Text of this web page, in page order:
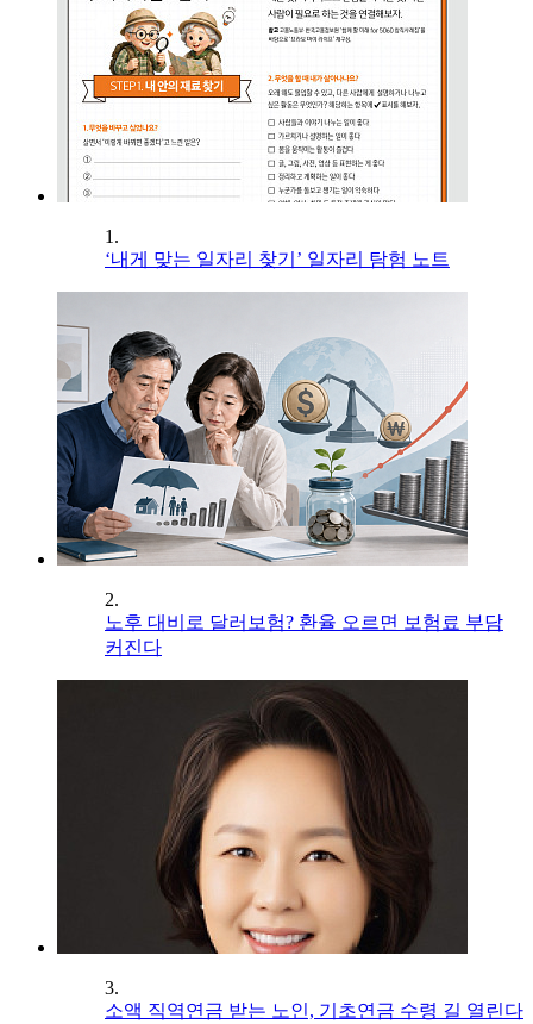
1.
‘내게 맞는 일자리 찾기’ 일자리 탐험 노트
2.
노후 대비로 달러보험? 환율 오르면 보험료 부담
커진다
3.
소액 직역연금 받는 노인, 기초연금 수령 길 열린다